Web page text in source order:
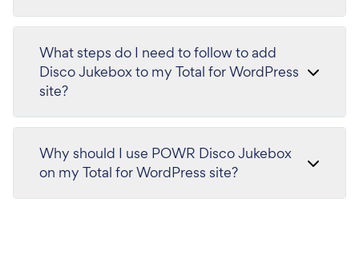
What steps do I need to follow to add
Disco Jukebox to my Total for WordPress
site?
Why should I use POWR Disco Jukebox
on my Total for WordPress site?